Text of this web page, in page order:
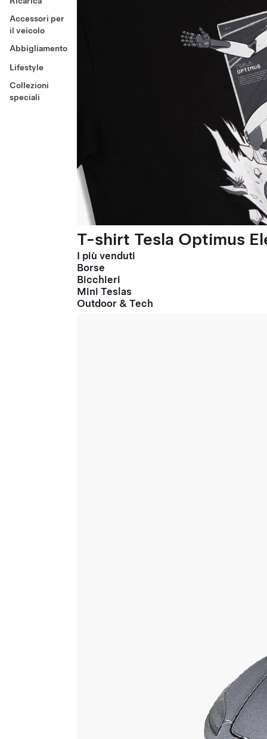
Accessori per
il veicolo
Abbigliamento
Lifestyle
Collezioni
speciali
T-shirt Tesla Optimus
I più venduti
Borse
Bicchieri
Mini Teslas
Outdoor & Tech